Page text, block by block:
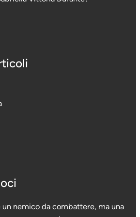
un nemico da combattere, ma una